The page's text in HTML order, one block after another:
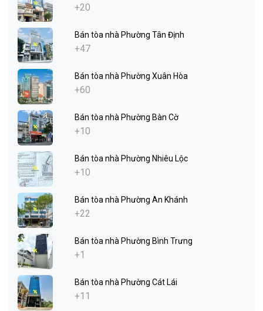
+20
Bán tòa nhà Phường Tân Định
+47
Bán tòa nhà Phường Xuân Hòa
+60
Bán tòa nhà Phường Bàn Cờ
+10
Bán tòa nhà Phường Nhiêu Lộc
+10
Bán tòa nhà Phường An Khánh
+22
Bán tòa nhà Phường Bình Trưng
+1
Bán tòa nhà Phường Cát Lái
+11